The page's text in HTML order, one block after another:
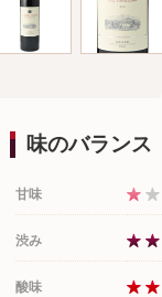
味のバランス
甘味
渋み
酸味